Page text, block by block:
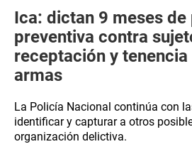
Ica: dictan 9 meses
preventiva contra
receptación y
armas
La Policía Nacional continúa con
identificar y capturar a otros
organización delictiva.